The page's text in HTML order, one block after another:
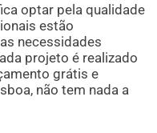
optar pela qualidade
estão
necessidades
projeto é realizado
grátis e
não tem nada a